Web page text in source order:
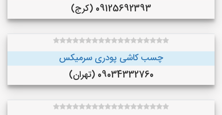
09125692393 (کرج)
چسب کاشی پودری سرمیکس
09034332760 (تهران)